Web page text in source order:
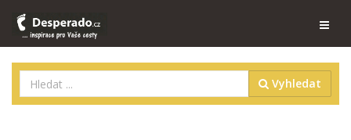
Vyhledat